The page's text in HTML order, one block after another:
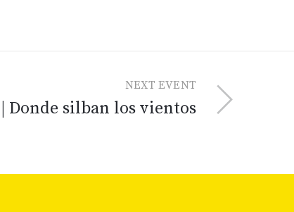
NEXT EVENT
Donde silban los vientos